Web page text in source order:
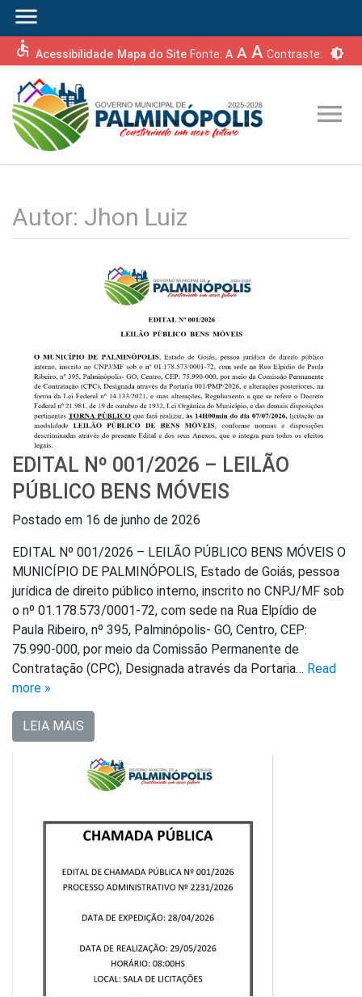
menu
accessible Acessibilidade Mapa do Site Fonte: A A A Contraste: brightness_6
menu
Autor: Jhon Luiz
EDITAL Nº 001/2026 – LEILÃO
PÚBLICO BENS MÓVEIS
Postado em 16 de junho de 2026
EDITAL Nº 001/2026 – LEILÃO PÚBLICO BENS MÓVEIS O
MUNICÍPIO DE PALMINÓPOLIS, Estado de Goiás, pessoa
jurídica de direito público interno, inscrito no CNPJ/MF sob
o nº 01.178.573/0001-72, com sede na Rua Elpídio de
Paula Ribeiro, nº 395, Palminópolis- GO, Centro, CEP:
75.990-000, por meio da Comissão Permanente de
Contratação (CPC), Designada através da Portaria… Read
more »
LEIA MAIS